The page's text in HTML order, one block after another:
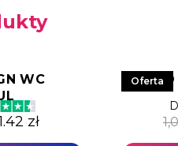
WC
cena wynosiła:
złAktualna cena
OfertaLED